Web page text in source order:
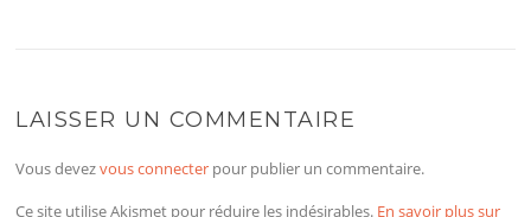
LAISSER UN COMMENTAIRE
Vous devezvous connecter pour publier un commentaire.
Ce site utilise Akismet pour réduire les indésirables. En savoir plus sur